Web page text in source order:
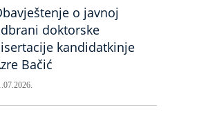
o javnoj
doktorske
kandidatkinje
Bačić